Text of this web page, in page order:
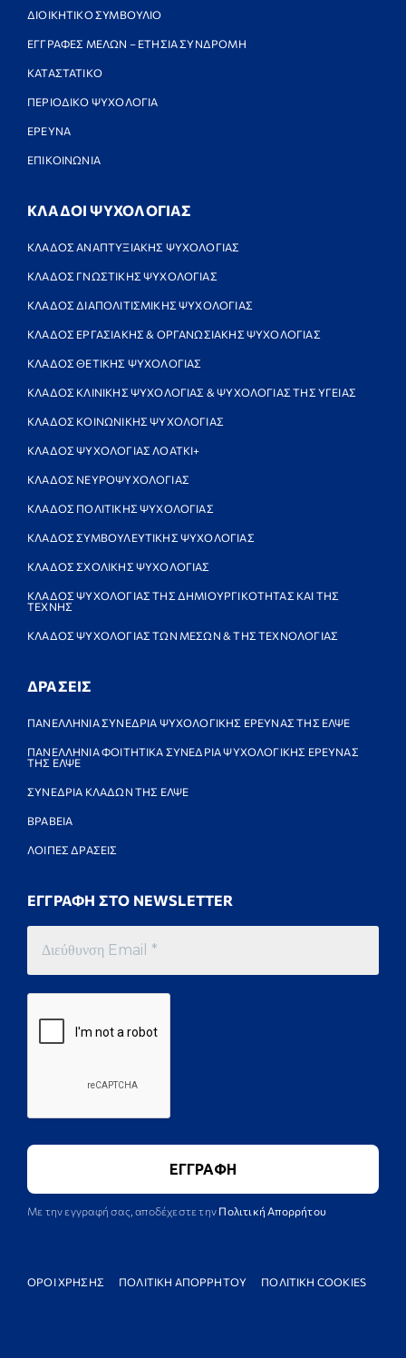
ΔΙΟΙΚΗΤΙΚΟ ΣΥΜΒΟΥΛΙΟ
ΕΓΓΡΑΦΕΣ ΜΕΛΩΝ – ΕΤΗΣΙΑ ΣΥΝΔΡΟΜΗ
ΚΑΤΑΣΤΑΤΙΚΟ
ΠΕΡΙΟΔΙΚΟ ΨΥΧΟΛΟΓΙΑ
ΕΡΕΥΝΑ
ΕΠΙΚΟΙΝΩΝΙΑ
ΚΛΑΔΟΙ ΨΥΧΟΛΟΓΙΑΣ
ΚΛΑΔΟΣ ΑΝΑΠΤΥΞΙΑΚΗΣ ΨΥΧΟΛΟΓΙΑΣ
ΚΛΑΔΟΣ ΓΝΩΣΤΙΚΗΣ ΨΥΧΟΛΟΓΙΑΣ
ΚΛΑΔΟΣ ΔΙΑΠΟΛΙΤΙΣΜΙΚΗΣ ΨΥΧΟΛΟΓΙΑΣ
ΚΛΑΔΟΣ ΕΡΓΑΣΙΑΚΗΣ & ΟΡΓΑΝΩΣΙΑΚΗΣ ΨΥΧΟΛΟΓΙΑΣ
ΚΛΑΔΟΣ ΘΕΤΙΚΗΣ ΨΥΧΟΛΟΓΙΑΣ
ΚΛΑΔΟΣ ΚΛΙΝΙΚΗΣ ΨΥΧΟΛΟΓΙΑΣ & ΨΥΧΟΛΟΓΙΑΣ ΤΗΣ ΥΓΕΙΑΣ
ΚΛΑΔΟΣ ΚΟΙΝΩΝΙΚΗΣ ΨΥΧΟΛΟΓΙΑΣ
ΚΛΑΔΟΣ ΨΥΧΟΛΟΓΙΑΣ ΛΟΑΤΚΙ+
ΚΛΑΔΟΣ ΝΕΥΡΟΨΥΧΟΛΟΓΙΑΣ
ΚΛΑΔΟΣ ΠΟΛΙΤΙΚΗΣ ΨΥΧΟΛΟΓΙΑΣ
ΚΛΑΔΟΣ ΣΥΜΒΟΥΛΕΥΤΙΚΗΣ ΨΥΧΟΛΟΓΙΑΣ
ΚΛΑΔΟΣ ΣΧΟΛΙΚΗΣ ΨΥΧΟΛΟΓΙΑΣ
ΚΛΑΔΟΣ ΨΥΧΟΛΟΓΙΑΣ ΤΗΣ ΔΗΜΙΟΥΡΓΙΚΟΤΗΤΑΣ ΚΑΙ ΤΗΣ
ΤΕΧΝΗΣ
ΚΛΑΔΟΣ ΨΥΧΟΛΟΓΙΑΣ ΤΩΝ ΜΕΣΩΝ & ΤΗΣ ΤΕΧΝΟΛΟΓΙΑΣ
ΔΡΑΣΕΙΣ
ΠΑΝΕΛΛΗΝΙΑ ΣΥΝΕΔΡΙΑ ΨΥΧΟΛΟΓΙΚΗΣ ΕΡΕΥΝΑΣ ΤΗΣ ΕΛΨΕ
ΠΑΝΕΛΛΗΝΙΑ ΦΟΙΤΗΤΙΚΑ ΣΥΝΕΔΡΙΑ ΨΥΧΟΛΟΓΙΚΗΣ ΕΡΕΥΝΑΣ
ΤΗΣ ΕΛΨΕ
ΣΥΝΕΔΡΙΑ ΚΛΑΔΩΝ ΤΗΣ ΕΛΨΕ
ΒΡΑΒΕΙΑ
ΛΟΙΠΕΣ ΔΡΑΣΕΙΣ
ΕΓΓΡΑΦΗ ΣΤΟ NEWSLETTER
Με την εγγραφή σας, αποδέχεστε την Πολιτική Απορρήτου
ΟΡΟΙ ΧΡΗΣΗΣ ΠΟΛΙΤΙΚΗ ΑΠΟΡΡΗΤΟΥ ΠΟΛΙΤΙΚΗ COOKIES